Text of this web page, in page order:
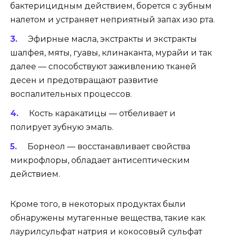
бактерицидным действием, борется с зубным
налетом и устраняет неприятный запах изо рта.
Эфирные масла, экстракты и экстракты
шалфея, мяты, гуавы, клинаканта, мурайи и так
далее — способствуют заживлению тканей
десен и предотвращают развитие
воспалительных процессов.
Кость каракатицы — отбеливает и
полирует зубную эмаль.
Борнеол — восстанавливает свойства
микрофлоры, обладает антисептическим
действием.
Кроме того, в некоторых продуктах были
обнаружены мутагенные вещества, такие как
лаурилсульфат натрия и кокосовый сульфат